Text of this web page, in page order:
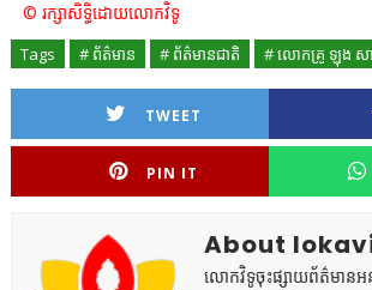
© រក្សាសិទ្ធិដោយលោកវិទូ
Tags # ព័ត៌មាន # ព័ត៌មានជាតិ # លោកគ្រូ ឡុង ស
TWEET
PIN IT
About
លោកវិទូចុះផ្សាយព័ត៌មានអ